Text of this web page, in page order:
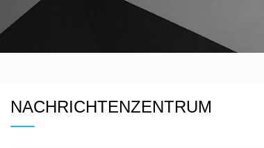
NACHRICHTENZENTRUM